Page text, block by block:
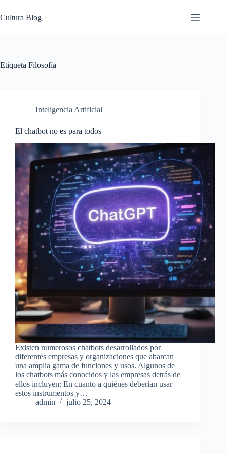
al
contenido
Cultura Blog
Etiqueta Filosofía
Inteligencia Artificial
El chatbot no es para todos
Existen numerosos chatbots desarrollados por
diferentes empresas y organizaciones que abarcan
una amplia gama de funciones y usos. Algunos de
los chatbots más conocidos y las empresas detrás de
ellos incluyen: En cuanto a quiénes deberían usar
estos instrumentos y…
admin
julio 25, 2024